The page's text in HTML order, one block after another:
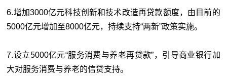
6.增加3000亿元科技创新和技术改造再贷款额度，由目前的
5000亿元增加至8000亿元，持续支持“两新”政策实施。
7.设立5000亿元“服务消费与养老再贷款”，引导商业银行加
大对服务消费与养老的信贷支持。